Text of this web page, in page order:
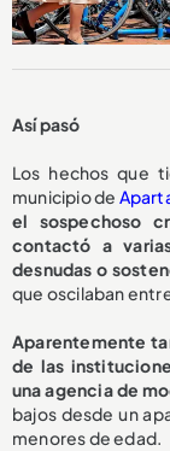
Así pasó
Los hechos que
municipio de
el sospechoso
contactó a
desnudas o
que oscilaban
Aparentemente
de las
una agencia de
bajos desde un
menores de edad.